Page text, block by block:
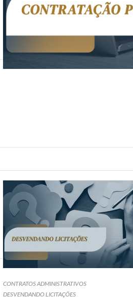
CONTRATOS ADMINISTRATIVOS
DESVENDANDO LICITAÇÕES